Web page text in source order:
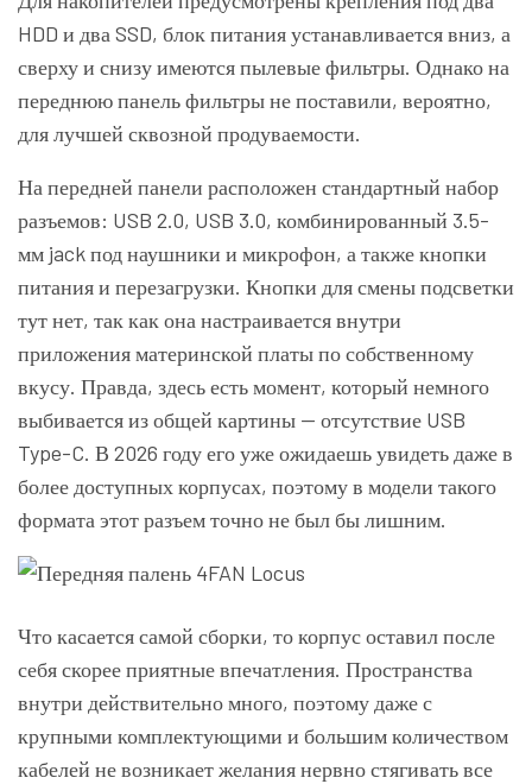
HDD и два SSD, блок питания устанавливается вниз, а
сверху и снизу имеются пылевые фильтры. Однако на
переднюю панель фильтры не поставили, вероятно,
для лучшей сквозной продуваемости.
На передней панели расположен стандартный набор
разъемов: USB 2.0, USB 3.0, комбинированный 3.5-
мм jack под наушники и микрофон, а также кнопки
питания и перезагрузки. Кнопки для смены подсветки
тут нет, так как она настраивается внутри
приложения материнской платы по собственному
вкусу. Правда, здесь есть момент, который немного
выбивается из общей картины — отсутствие USB
Type-C. В 2026 году его уже ожидаешь увидеть даже в
более доступных корпусах, поэтому в модели такого
формата этот разъем точно не был бы лишним.
Что касается самой сборки, то корпус оставил после
себя скорее приятные впечатления. Пространства
внутри действительно много, поэтому даже с
крупными комплектующими и большим количеством
кабелей не возникает желания нервно стягивать все